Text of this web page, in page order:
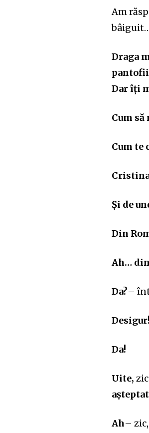
Am
Draga
pantofii
Dar îți
Cum să
Cum te
Și de
Din
Ah…
Da?–
Da!
Uite,
Ah–